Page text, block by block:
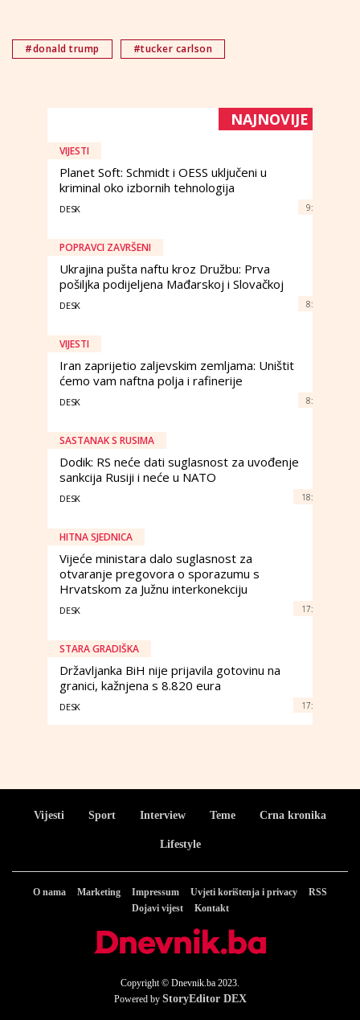
#donald trump #tucker carlson
NAJNOVIJE
VIJESTI
Planet Soft: Schmidt i OESS uključeni u
kriminal oko izbornih tehnologija
DESK 9:
POPRAVCI ZAVRŠENI
Ukrajina pušta naftu kroz Družbu: Prva
pošiljka podijeljena Mađarskoj i Slovačkoj
DESK 8:
VIJESTI
Iran zaprijetio zaljevskim zemljama: Uništit
ćemo vam naftna polja i rafinerije
DESK 8:
SASTANAK S RUSIMA
Dodik: RS neće dati suglasnost za uvođenje
sankcija Rusiji i neće u NATO
DESK 18:
HITNA SJEDNICA
Vijeće ministara dalo suglasnost za
otvaranje pregovora o sporazumu s
Hrvatskom za Južnu interkonekciju
DESK 17:
STARA GRADIŠKA
Državljanka BiH nije prijavila gotovinu na
granici, kažnjena s 8.820 eura
DESK 17:
Vijesti Sport Interview Teme Crna kronika
Lifestyle
O nama Marketing Impressum Uvjeti korištenja i privacy
RSS
Dojavi vijest
Kontakt
Copyright © Dnevnik.ba 2023.
Powered by StoryEditor DEX